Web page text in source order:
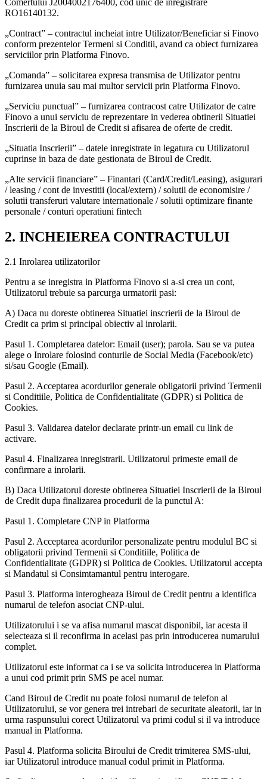
RO16140132.
„Contract” – contractul incheiat intre Utilizator/Beneficiar si Finovo
conform prezentelor Termeni si Conditii, avand ca obiect furnizarea
serviciilor prin Platforma Finovo.
„Comanda” – solicitarea expresa transmisa de Utilizator pentru
furnizarea unuia sau mai multor servicii prin Platforma Finovo.
„Serviciu punctual” – furnizarea contracost catre Utilizator de catre
Finovo a unui serviciu de reprezentare in vederea obtinerii Situatiei
Inscrierii de la Biroul de Credit si afisarea de oferte de credit.
„Situatia Inscrierii” – datele inregistrate in legatura cu Utilizatorul
cuprinse in baza de date gestionata de Biroul de Credit.
„Alte servicii financiare” – Finantari (Card/Credit/Leasing), asigurari
/ leasing / cont de investitii (local/extern) / solutii de economisire /
solutii transferuri valutare internationale / solutii optimizare finante
personale / conturi operatiuni fintech
2. INCHEIEREA CONTRACTULUI
2.1 Inrolarea utilizatorilor
Pentru a se inregistra in Platforma Finovo si a-si crea un cont,
Utilizatorul trebuie sa parcurga urmatorii pasi:
A) Daca nu doreste obtinerea Situatiei inscrierii de la Biroul de
Credit ca prim si principal obiectiv al inrolarii.
Pasul 1. Completarea datelor: Email (user); parola. Sau se va putea
alege o Inrolare folosind conturile de Social Media (Facebook/etc)
si/sau Google (Email).
Pasul 2. Acceptarea acordurilor generale obligatorii privind Termenii
si Conditiile, Politica de Confidentialitate (GDPR) si Politica de
Cookies.
Pasul 3. Validarea datelor declarate printr-un email cu link de
activare.
Pasul 4. Finalizarea inregistrarii. Utilizatorul primeste email de
confirmare a inrolarii.
B) Daca Utilizatorul doreste obtinerea Situatiei Inscrierii de la Biroul
de Credit dupa finalizarea procedurii de la punctul A:
Pasul 1. Completare CNP in Platforma
Pasul 2. Acceptarea acordurilor personalizate pentru modulul BC si
obligatorii privind Termenii si Conditiile, Politica de
Confidentialitate (GDPR) si Politica de Cookies. Utilizatorul accepta
si Mandatul si Consimtamantul pentru interogare.
Pasul 3. Platforma interogheaza Biroul de Credit pentru a identifica
numarul de telefon asociat CNP-ului.
Utilizatorului i se va afisa numarul mascat disponibil, iar acesta il
selecteaza si il reconfirma in acelasi pas prin introducerea numarului
complet.
Utilizatorul este informat ca i se va solicita introducerea in Platforma
a unui cod primit prin SMS pe acel numar.
Cand Biroul de Credit nu poate folosi numarul de telefon al
Utilizatorului, se vor genera trei intrebari de securitate aleatorii, iar in
urma raspunsului corect Utilizatorul va primi codul si il va introduce
manual in Platforma.
Pasul 4. Platforma solicita Biroului de Credit trimiterea SMS-ului,
iar Utilizatorul introduce manual codul primit in Platforma.